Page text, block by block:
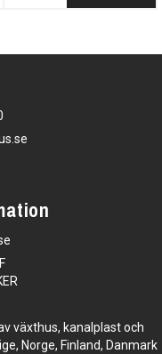
växthus, kanalplast och
Norge, Finland, Danmark